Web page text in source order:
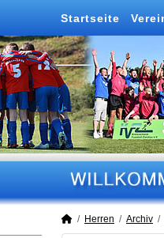
Startseite
Herren Archiv